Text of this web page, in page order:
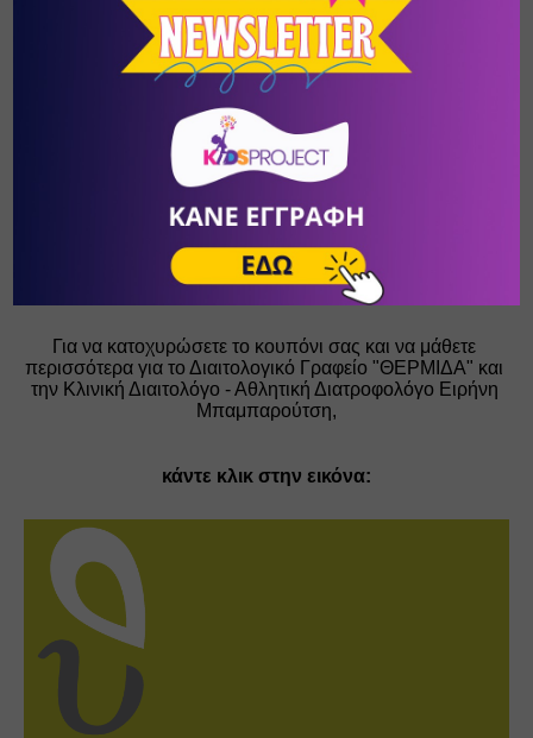
διαχειριστείτε την πηγή του άγχους του.
ΜΟΝΑΔΙΚΗ ΠΡΟΣΦΟΡΑ ΑΠΟΚΛΕΙΣΤΙΚΑ ΓΙΑ ΤΟΥΣ
ΑΝΑΓΝΩΣΤΕΣ ΤΟΥ KIDSPROJECT.GR:
3Ο% Έκπτωση στις παρεχόμενες
υπηρεσίες
Για να κατοχυρώσετε το κουπόνι σας και να μάθετε
περισσότερα για το Διαιτολογικό Γραφείο "ΘΕΡΜΙΔΑ" και
την Κλινική Διαιτολόγο - Αθλητική Διατροφολόγο Ειρήνη
Μπαμπαρούτση,
κάντε κλικ στην εικόνα: